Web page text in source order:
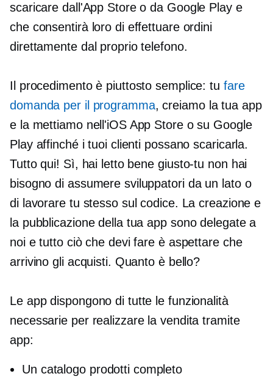
scaricare dall'App Store o da Google Play e
che consentirà loro di effettuare ordini
direttamente dal proprio telefono.
Il procedimento è piuttosto semplice: tu fare
domanda per il programma, creiamo la tua app
e la mettiamo nell'iOS App Store o su Google
Play affinché i tuoi clienti possano scaricarla.
Tutto qui! Sì, hai letto bene giusto-tu non hai
bisogno di assumere sviluppatori da un lato o
di lavorare tu stesso sul codice. La creazione e
la pubblicazione della tua app sono delegate a
noi e tutto ciò che devi fare è aspettare che
arrivino gli acquisti. Quanto è bello?
Le app dispongono di tutte le funzionalità
necessarie per realizzare la vendita tramite
app:
Un catalogo prodotti completo